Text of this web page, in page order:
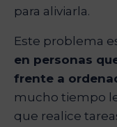
para aliviarla.
Este problema
en personas
frente a
mucho tiempo
que realice